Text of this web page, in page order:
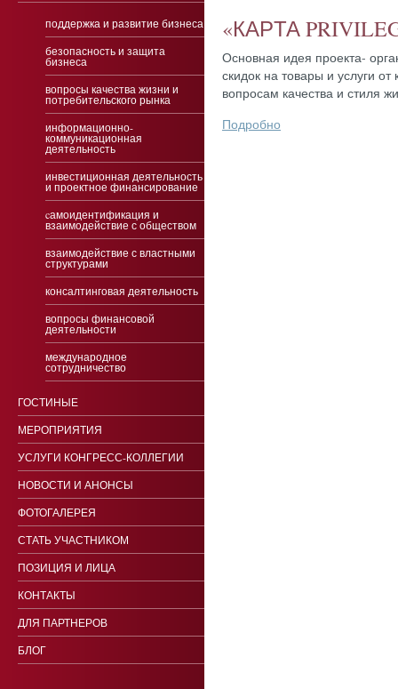
«КАР­ТА
Ос­новная идея про­ек­та-
ски­док на то­вары и ус­лу­ги
воп­ро­сам ка­чес­тва и сти­ля
Подробно
поддержка и развитие бизнеса
безопасность и защита
бизнеса
вопросы качества жизни и
потребительского рынка
информационно-
коммуникационная
деятельность
инвестиционная деятельность
и проектное финансирование
cамоидентификация и
взаимодействие с обществом
взаимодействие с властными
структурами
консалтинговая деятельность
вопросы финансовой
деятельности
международное
сотрудничество
ГОСТИНЫЕ
МЕРОПРИЯТИЯ
УСЛУГИ КОНГРЕСС-КОЛЛЕГИИ
НОВОСТИ И АНОНСЫ
ФОТОГАЛЕРЕЯ
СТАТЬ УЧАСТНИКОМ
ПОЗИЦИЯ И ЛИЦА
КОНТАКТЫ
ДЛЯ ПАРТНЕРОВ
БЛОГ